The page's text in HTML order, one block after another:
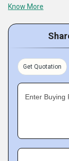
more.
With a
from trusted
meets industry
for reliability,
service
support.
Know More
Get Quotation
Enter Buying